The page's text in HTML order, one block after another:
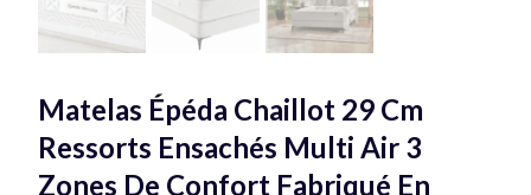
Matelas Épéda Chaillot 29 Cm
Ressorts Ensachés Multi Air 3
Zones De Confort Fabriqué En